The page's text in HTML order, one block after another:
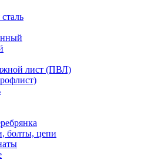
лист (ПВЛ)
болты, цепи